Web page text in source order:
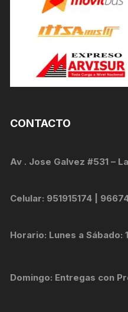
CONTACTO
Av . Jose Galvez #531 –
Celular: 951915174 |
Horario: Lunes a Sábado:
Domingo: Entregas con